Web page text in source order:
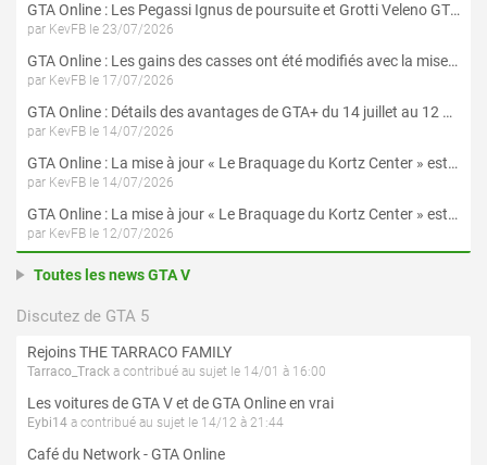
GTA Online : Les Pegassi Ignus de poursuite et Grotti Veleno GT sont maintenant disponibles
par KevFB le 23/07/2026
GTA Online : Les gains des casses ont été modifiés avec la mise à jour « Le Braquage du Kortz Center »
par KevFB le 17/07/2026
GTA Online : Détails des avantages de GTA+ du 14 juillet au 12 août
par KevFB le 14/07/2026
GTA Online : La mise à jour « Le Braquage du Kortz Center » est maintenant disponible
par KevFB le 14/07/2026
GTA Online : La mise à jour « Le Braquage du Kortz Center » est disponible en préchargement sur PS5 et Xbox Series X|S
par KevFB le 12/07/2026
Toutes les news GTA V
Discutez de GTA 5
Rejoins THE TARRACO FAMILY
Tarraco_Track a contribué au sujet le 14/01 à 16:00
Les voitures de GTA V et de GTA Online en vrai
Eybi14 a contribué au sujet le 14/12 à 21:44
Café du Network - GTA Online